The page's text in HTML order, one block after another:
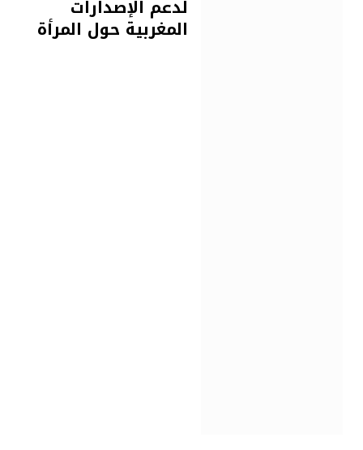
لدعم الإصدارات
المغربية حول المرأة